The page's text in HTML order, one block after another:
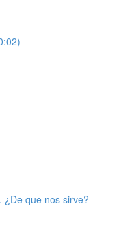
¿De que nos sirve?